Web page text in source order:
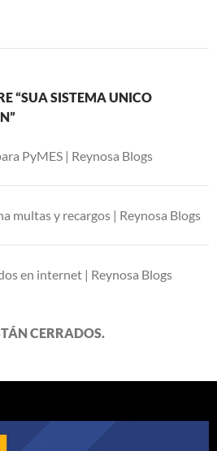
“SUA SISTEMA UNICO
PyMES | Reynosa Blogs
multas y recargos | Reynosa Blogs
en internet | Reynosa Blogs
CERRADOS.